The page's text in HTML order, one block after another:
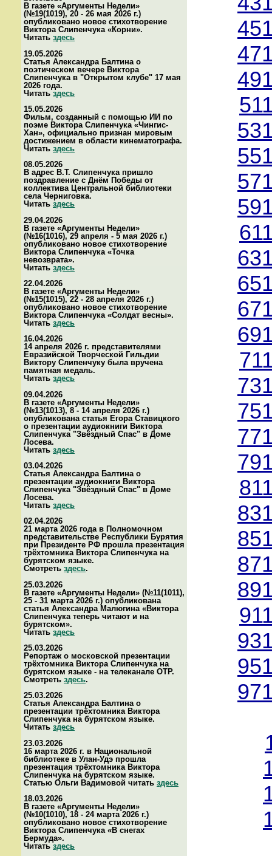
В газете «Аргументы Недели»
(№19(1019), 20 - 26 мая 2026 г.)
опубликовано новое стихотворение
Виктора Слипенчука «Корни».
Читать здесь
19.05.2026
Статья Александра Балтина о
поэтическом вечере Виктора
Слипенчука в "Открытом клубе" 17 мая
2026 года.
Читатьздесь
15.05.2026
Фильм, созданный с помощью ИИ по
поэме Виктора Слипенчука «Чингис-
Хан», официально признан мировым
достижением в области кинематографа.
Читать здесь
08.05.2026
В адрес В.Т. Слипенчука пришло
поздравление с Днём Победы от
коллектива Центральной библиотеки
села Черниговка.
Читать здесь
29.04.2026
В газете «Аргументы Недели»
(№16(1016), 29 апреля - 5 мая 2026 г.)
опубликовано новое стихотворение
Виктора Слипенчука «Точка
невозврата».
Читатьздесь
22.04.2026
В газете «Аргументы Недели»
(№15(1015), 22 - 28 апреля 2026 г.)
опубликовано новое стихотворение
Виктора Слипенчука «Солдат весны».
Читать здесь
16.04.2026
14 апреля 2026 г. представителями
Евразийской Творческой Гильдии
Виктору Слипенчуку была вручена
памятная медаль.
Читать здесь
09.04.2026
В газете «Аргументы Недели»
(№13(1013), 8 - 14 апреля 2026 г.)
опубликована статья Егора Ставицкого
о презентации аудиокниги Виктора
Слипенчука "Звёздный Спас" в Доме
Лосева.
Читать здесь
03.04.2026
Статья Александра Балтина о
презентации аудиокниги Виктора
Слипенчука "Звёздный Спас" в Доме
Лосева.
Читать здесь
02.04.2026
21 марта 2026 года в Полномочном
представительстве Республики Бурятия
при Президенте РФ прошла презентация
трёхтомника Виктора Слипенчука на
бурятском языке.
Смотреть здесь.
25.03.2026
В газете «Аргументы Недели» (№11(1011),
25 - 31 марта 2026 г.) опубликована
статья Александра Малюгина «Виктора
Слипенчука теперь читают и на
бурятском».
Читать здесь
25.03.2026
Репортаж о московской презентации
трёхтомника Виктора Слипенчука на
бурятском языке - на телеканале ОТР.
Смотреть здесь.
25.03.2026
Статья Александра Балтина о
презентации трёхтомника Виктора
Слипенчука на бурятском языке.
Читать здесь
23.03.2026
16 марта 2026 г. в Национальной
библиотеке в Улан-Удэ прошла
презентация трёхтомника Виктора
Слипенчука на бурятском языке.
Статью Ольги Вадимовой читать здесь
18.03.2026
В газете «Аргументы Недели»
(№10(1010), 18 - 24 марта 2026 г.)
опубликовано новое стихотворение
Виктора Слипенчука «В снегах
Бермуда».
Читать здесь